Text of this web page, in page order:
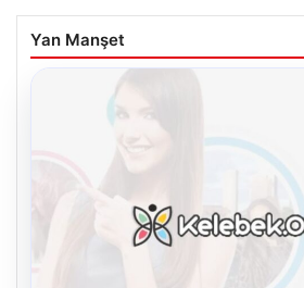
Yan Manşet